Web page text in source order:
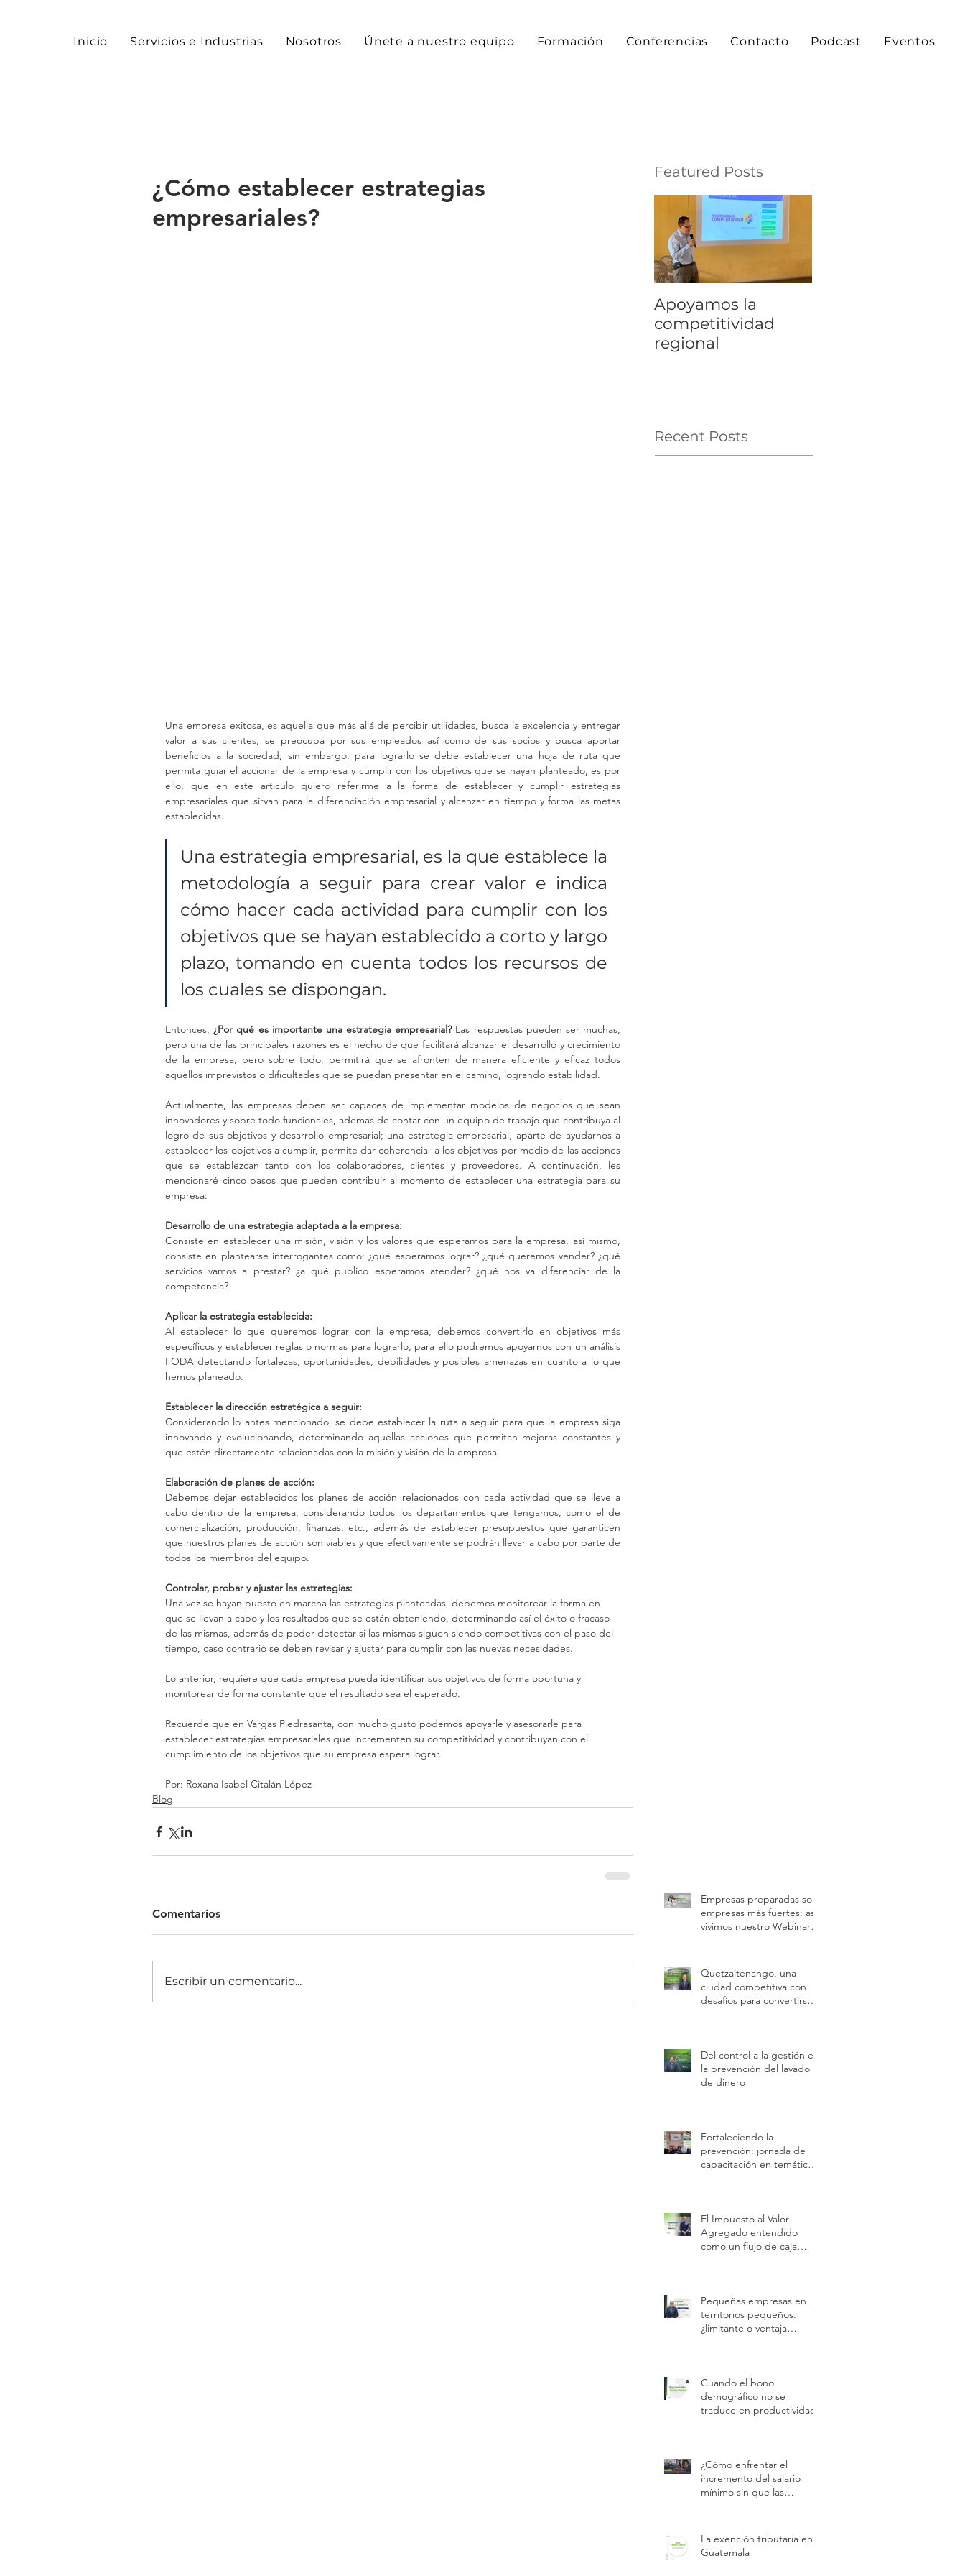
Inicio Servicios e Industrias Nosotros Únete a nuestro equipo Formación Conferencias Contacto Podcast Eventos
¿Cómo establecer estrategias
empresariales?
Una empresa exitosa, es aquella que más allá de percibir utilidades, busca la excelencia y entregar
valor a sus clientes, se preocupa por sus empleados así como de sus socios y busca aportar
beneficios a la sociedad; sin embargo, para lograrlo se debe establecer una hoja de ruta que
permita guiar el accionar de la empresa y cumplir con los objetivos que se hayan planteado, es por
ello, que en este artículo quiero referirme a la forma de establecer y cumplir estrategias
empresariales que sirvan para la diferenciación empresarial y alcanzar en tiempo y forma las metas
establecidas.
Una estrategia empresarial, es la que establece la
metodología a seguir para crear valor e indica
cómo hacer cada actividad para cumplir con los
objetivos que se hayan establecido a corto y largo
plazo, tomando en cuenta todos los recursos de
los cuales se dispongan.
Entonces, ¿Por qué es importante una estrategia empresarial? Las respuestas pueden ser muchas,
pero una de las principales razones es el hecho de que facilitará alcanzar el desarrollo y crecimiento
de la empresa, pero sobre todo, permitirá que se afronten de manera eficiente y eficaz todos
aquellos imprevistos o dificultades que se puedan presentar en el camino, logrando estabilidad.
Actualmente, las empresas deben ser capaces de implementar modelos de negocios que sean
innovadores y sobre todo funcionales, además de contar con un equipo de trabajo que contribuya al
logro de sus objetivos y desarrollo empresarial; una estrategia empresarial, aparte de ayudarnos a
establecer los objetivos a cumplir, permite dar coherencia  a los objetivos por medio de las acciones
que se establezcan tanto con los colaboradores, clientes y proveedores. A continuación, les
mencionaré cinco pasos que pueden contribuir al momento de establecer una estrategia para su
empresa:
Desarrollo de una estrategia adaptada a la empresa:
Consiste en establecer una misión, visión y los valores que esperamos para la empresa, así mismo,
consiste en plantearse interrogantes como: ¿qué esperamos lograr? ¿qué queremos vender? ¿qué
servicios vamos a prestar? ¿a qué publico esperamos atender? ¿qué nos va diferenciar de la
competencia?
Aplicar la estrategia establecida:
Al establecer lo que queremos lograr con la empresa, debemos convertirlo en objetivos más
específicos y establecer reglas o normas para lograrlo, para ello podremos apoyarnos con un análisis
FODA detectando fortalezas, oportunidades, debilidades y posibles amenazas en cuanto a lo que
hemos planeado.
Establecer la dirección estratégica a seguir:
Considerando lo antes mencionado, se debe establecer la ruta a seguir para que la empresa siga
innovando y evolucionando, determinando aquellas acciones que permitan mejoras constantes y
que estén directamente relacionadas con la misión y visión de la empresa.
Elaboración de planes de acción:
Debemos dejar establecidos los planes de acción relacionados con cada actividad que se lleve a
cabo dentro de la empresa, considerando todos los departamentos que tengamos, como el de
comercialización, producción, finanzas, etc., además de establecer presupuestos que garanticen
que nuestros planes de acción son viables y que efectivamente se podrán llevar a cabo por parte de
todos los miembros del equipo.
Controlar, probar y ajustar las estrategias:
Una vez se hayan puesto en marcha las estrategias planteadas, debemos monitorear la forma en
que se llevan a cabo y los resultados que se están obteniendo, determinando así el éxito o fracaso
de las mismas, además de poder detectar si las mismas siguen siendo competitivas con el paso del
tiempo, caso contrario se deben revisar y ajustar para cumplir con las nuevas necesidades.
Lo anterior, requiere que cada empresa pueda identificar sus objetivos de forma oportuna y
monitorear de forma constante que el resultado sea el esperado.
Recuerde que en Vargas Piedrasanta, con mucho gusto podemos apoyarle y asesorarle para
establecer estrategias empresariales que incrementen su competitividad y contribuyan con el
cumplimiento de los objetivos que su empresa espera lograr.
Por: Roxana Isabel Citalán López
Blog
Comentarios
Escribir un comentario...
Featured Posts
Apoyamos la
competitividad
regional
Recent Posts
Empresas preparadas son
empresas más fuertes: así
vivimos nuestro Webinar
de trabajo
Quetzaltenango, una
ciudad competitiva con
desafíos para convertirse
Del control a la gestión en
la prevención del lavado
de dinero
Fortaleciendo la
prevención: jornada de
capacitación en temáticas
El Impuesto al Valor
Agregado entendido
como un flujo de caja
Pequeñas empresas en
territorios pequeños:
¿limitante o ventaja
Cuando el bono
demográfico no se
traduce en productividad
¿Cómo enfrentar el
incremento del salario
mínimo sin que las
La exención tributaria en
Guatemala